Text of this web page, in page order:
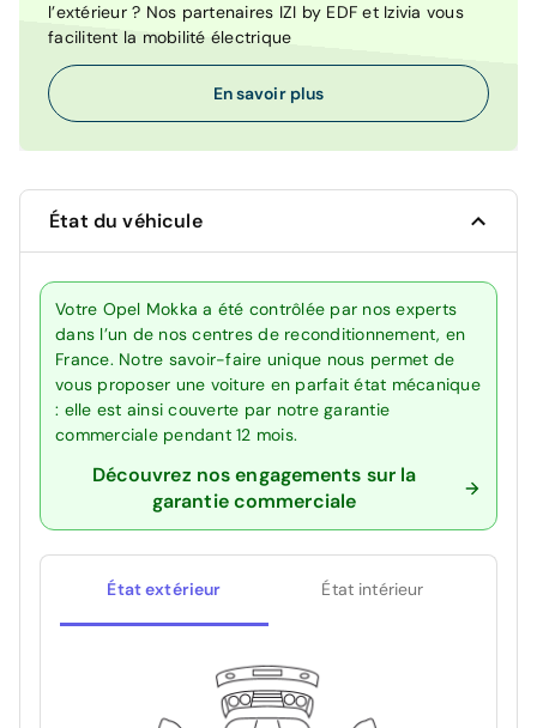
l’extérieur ? Nos partenaires IZI by EDF et Izivia vous
facilitent la mobilité électrique
En savoir plus
État du véhicule
Votre Opel Mokka a été contrôlée par nos experts
dans l’un de nos centres de reconditionnement, en
France. Notre savoir-faire unique nous permet de
vous proposer une voiture en parfait état mécanique
: elle est ainsi couverte par notre garantie
commerciale pendant 12 mois.
Découvrez nos engagements sur la
garantie commerciale
État extérieur État intérieur